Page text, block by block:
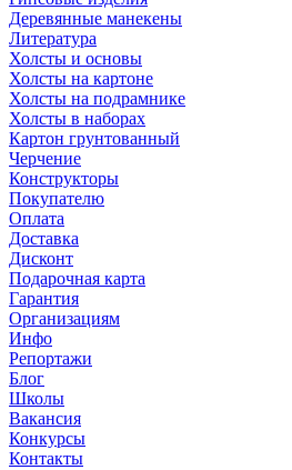
Деревянные манекены
Литература
Холсты и основы
Холсты на картоне
Холсты на подрамнике
Холсты в наборах
Картон грунтованный
Черчение
Конструкторы
Покупателю
Оплата
Доставка
Дисконт
Подарочная карта
Гарантия
Организациям
Инфо
Репортажи
Блог
Школы
Вакансия
Конкурсы
Контакты